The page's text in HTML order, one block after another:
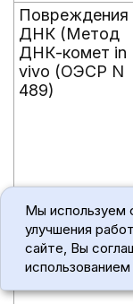
Повреждения
ДНК (Метод
ДНК-комет in
vivo (ОЭСР N
489)
Мы используем
улучшения
сайте, Вы
использованием